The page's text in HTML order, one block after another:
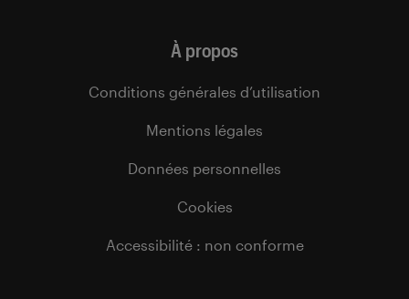
À propos
Conditions générales d’utilisation
Mentions légales
Données personnelles
Cookies
Accessibilité : non conforme